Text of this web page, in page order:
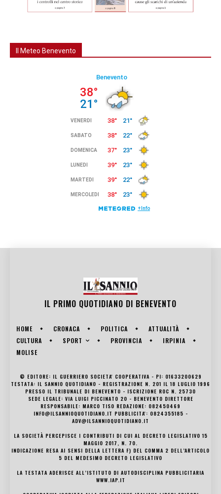
Il Meteo Benevento
IL PRIMO QUOTIDIANO DI BENEVENTO
HOME CRONACA POLITICA
ATTUALITÀ
CULTURA
SPORT PROVINCIA
IRPINIA
MOLISE
© EDITORE: IL GUERRIERO SOCIETA' COOPERATIVA - PI: 01633200629
TESTATA: IL SANNIO QUOTIDIANO - REGISTRAZIONE N. 201 IL 18 LUGLIO 1996
PRESSO IL TRIBUNALE DI BENEVENTO - ISCRIZIONE ROC N. 25730
SEDE LEGALE: VIA LUIGI PICCINATO 20 - BENEVENTO DIRETTORE
RESPONSABILE: MARCO TISO REDAZIONE: 082450469
INFO@ILSANNIOQUOTIDIANO.IT PUBBLICITA': 0824355185 -
ADV@ILSANNIOQUOTIDIANO.IT
LA SOCIETÀ PERCEPISCE I CONTRIBUTI DI CUI AL DECRETO LEGISLATIVO 15
MAGGIO 2017, N. 70.
INDICAZIONE RESA AI SENSI DELLA LETTERA F) DEL COMMA 2 DELL’ARTICOLO
5 DEL MEDESIMO DECRETO LEGISLATIVO
LA TESTATA ADERISCE ALL’ISTITUTO DI AUTODISCIPLINA PUBBLICITARIA
WWW.IAP.IT